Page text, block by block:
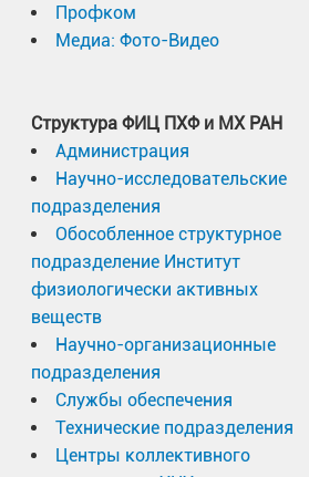
Профком
Медиа: Фото-Видео
Структура ФИЦ ПХФ и МХ РАН
Администрация
Научно-исследовательские
подразделения
Обособленное структурное
подразделение Институт
физиологически активных
веществ
Научно-организационные
подразделения
Службы обеспечения
Технические подразделения
Центры коллективного